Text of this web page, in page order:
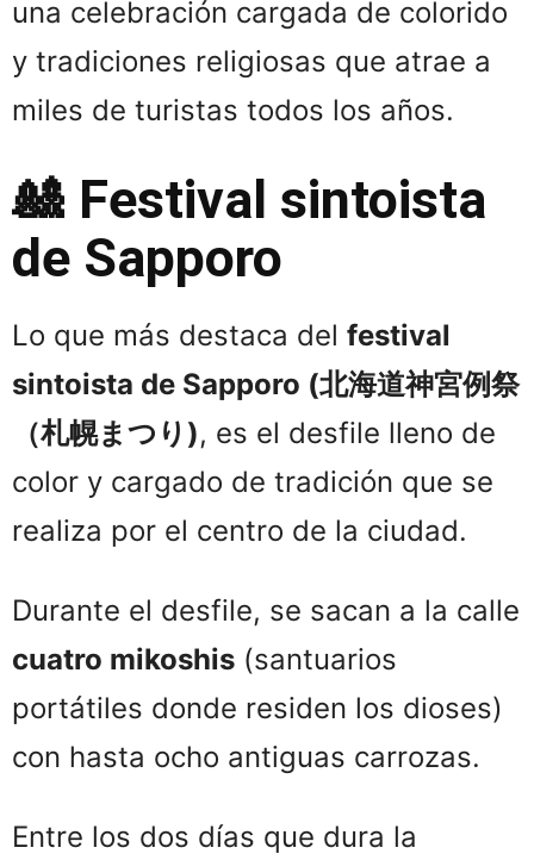
una celebración cargada de colorido
y tradiciones religiosas que atrae a
miles de turistas todos los años.
🎎 Festival sintoista
de Sapporo
Lo que más destaca del festival
sintoista de Sapporo (北海道神宮例祭
（札幌まつり), es el desfile lleno de
color y cargado de tradición que se
realiza por el centro de la ciudad.
Durante el desfile, se sacan a la calle
cuatro mikoshis (santuarios
portátiles donde residen los dioses)
con hasta ocho antiguas carrozas.
Entre los dos días que dura la